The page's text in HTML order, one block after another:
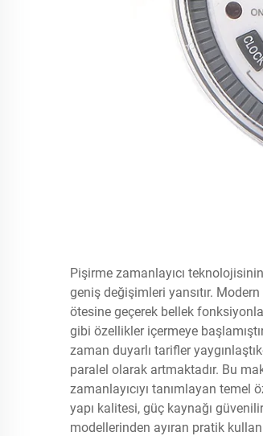
Pişirme zamanlayıcı
geniş değişimleri yansıtır.
ötesine geçerek bellek
gibi özellikler içermeye
zaman duyarlı tarifler
paralel olarak artmaktadır. Bu
zamanlayıcıyı tanımlayan temel
yapı kalitesi, güç kaynağı
modellerinden ayıran pratik